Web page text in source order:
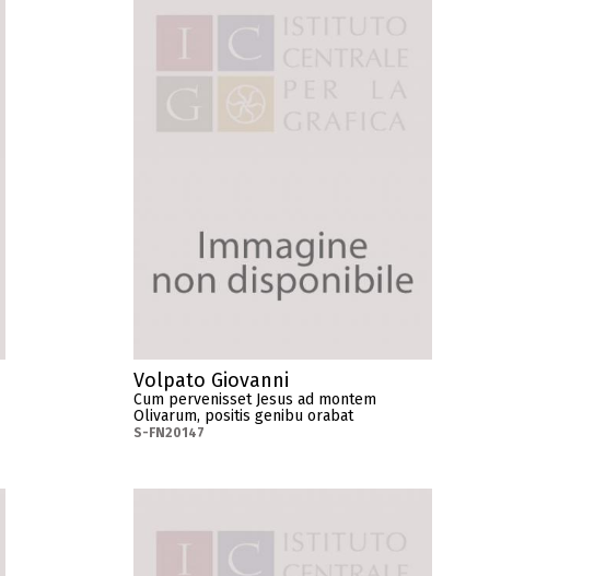
Volpato Giovanni
Cum pervenisset Jesus ad montem
Olivarum, positis genibu orabat
S-FN20147